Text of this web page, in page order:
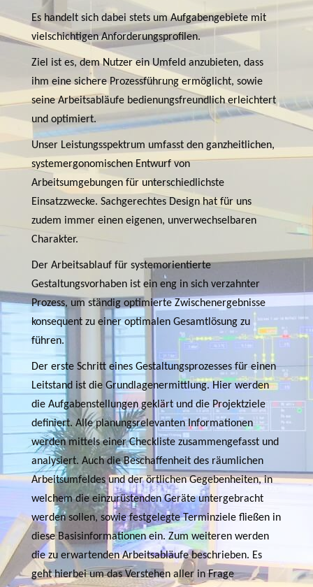
Es handelt sich dabei stets um Aufgabengebiete mit
vielschichtigen Anforderungsprofilen.
Ziel ist es, dem Nutzer ein Umfeld anzubieten, dass
ihm eine sichere Prozessführung ermöglicht, sowie
seine Arbeitsabläufe bedienungsfreundlich erleichtert
und optimiert.
Unser Leistungsspektrum umfasst den ganzheitlichen,
systemergonomischen Entwurf von
Arbeitsumgebungen für unterschiedlichste
Einsatzzwecke. Sachgerechtes Design hat für uns
zudem immer einen eigenen, unverwechselbaren
Charakter.
Der Arbeitsablauf für systemorientierte
Gestaltungsvorhaben ist ein eng in sich verzahnter
Prozess, um ständig optimierte Zwischenergebnisse
konsequent zu einer optimalen Gesamtlösung zu
führen.
Der erste Schritt eines Gestaltungsprozesses für einen
Leitstand ist die Grundlagenermittlung. Hier werden
die Aufgabenstellungen geklärt und die Projektziele
definiert. Alle planungsrelevanten Informationen
werden mittels einer Checkliste zusammengefasst und
analysiert. Auch die Beschaffenheit des räumlichen
Arbeitsumfeldes und der örtlichen Gegebenheiten, in
welchem die einzurüstenden Geräte untergebracht
werden sollen, sowie festgelegte Terminziele fließen in
diese Basisinformationen ein. Zum weiteren werden
die zu erwartenden Arbeitsabläufe beschrieben. Es
geht hierbei um das Verstehen aller in Frage